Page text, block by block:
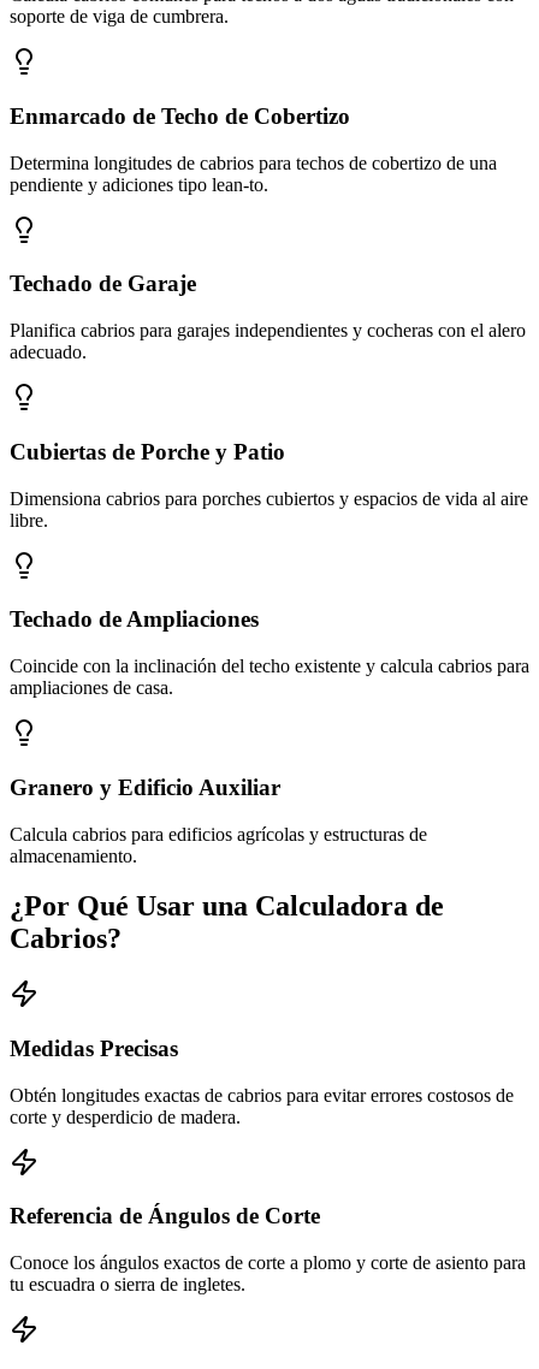
soporte de viga de cumbrera.
Enmarcado de Techo de Cobertizo
Determina longitudes de cabrios para techos de cobertizo de una
pendiente y adiciones tipo lean-to.
Techado de Garaje
Planifica cabrios para garajes independientes y cocheras con el alero
adecuado.
Cubiertas de Porche y Patio
Dimensiona cabrios para porches cubiertos y espacios de vida al aire
libre.
Techado de Ampliaciones
Coincide con la inclinación del techo existente y calcula cabrios para
ampliaciones de casa.
Granero y Edificio Auxiliar
Calcula cabrios para edificios agrícolas y estructuras de
almacenamiento.
¿Por Qué Usar una Calculadora de
Cabrios?
Medidas Precisas
Obtén longitudes exactas de cabrios para evitar errores costosos de
corte y desperdicio de madera.
Referencia de Ángulos de Corte
Conoce los ángulos exactos de corte a plomo y corte de asiento para
tu escuadra o sierra de ingletes.